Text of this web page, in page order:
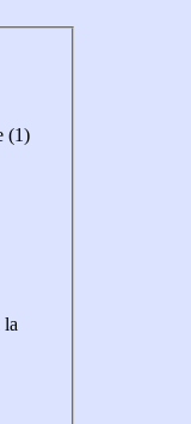
(1)
la